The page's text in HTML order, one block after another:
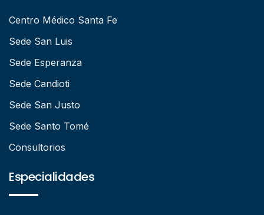
Centro Médico Santa Fe
Sede San Luis
Sede Esperanza
Sede Candioti
Sede San Justo
Sede Santo Tomé
Consultorios
Especialidades